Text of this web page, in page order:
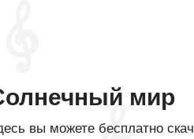
мир
вы можете бесплатно